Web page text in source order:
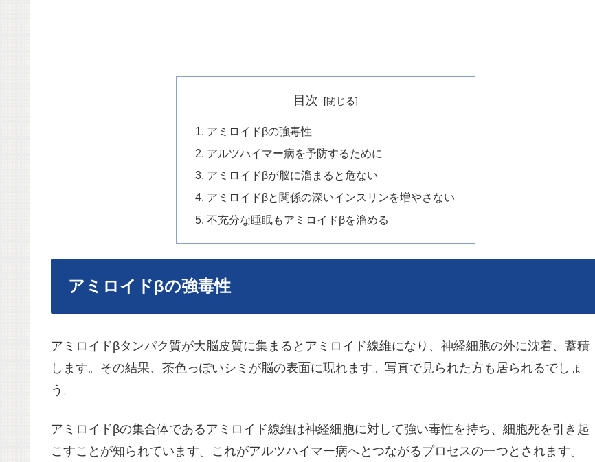
目次
アミロイドβの強毒性
アルツハイマー病を予防するために
アミロイドβが脳に溜まると危ない
アミロイドβと関係の深いインスリンを増やさない
不充分な睡眠もアミロイドβを溜める
アミロイドβの強毒性
アミロイドβタンパク質が大脳皮質に集まるとアミロイド線維になり、神経細胞の外に沈着、蓄積
します。その結果、 茶色っぽいシミが脳の表面に現れます。 写真で見られた方も居られるでしょ
う。
アミロイドβの集合体であるアミロイド線維は神経細胞に対して強い毒性を持ち、細胞死を引き起
こすことが知られています。これがアルツハイマー病へとつながるプロセスの一つとされます。